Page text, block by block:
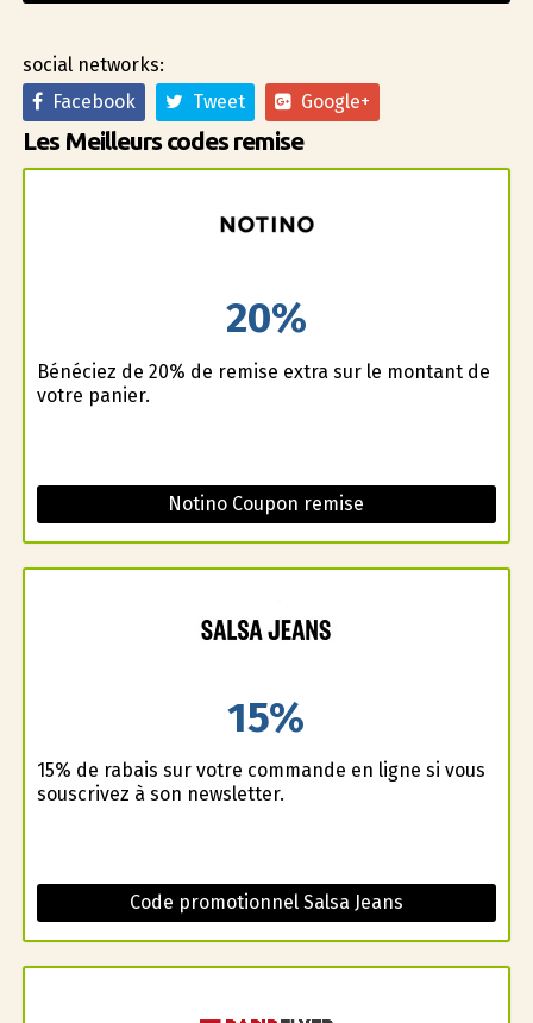
social networks:
Facebook
Tweet Google+
Les Meilleurs codes remise
20%
Bénéficiez de 20% de remise extra sur le montant de
votre panier.
Notino Coupon remise
15%
15% de rabais sur votre commande en ligne si vous
souscrivez à son newsletter.
Code promotionnel Salsa Jeans